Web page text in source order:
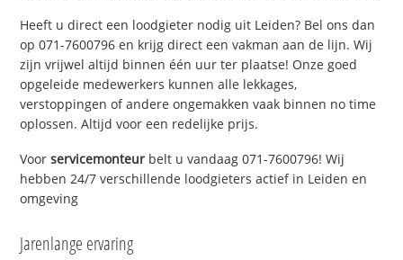
Heeft u direct een loodgieter nodig uit Leiden? Bel ons dan
op 071-7600796 en krijg direct een vakman aan de lijn. Wij
zijn vrijwel altijd binnen één uur ter plaatse! Onze goed
opgeleide medewerkers kunnen alle lekkages,
verstoppingen of andere ongemakken vaak binnen no time
oplossen. Altijd voor een redelijke prijs.
Voorservicemonteur belt u vandaag 071-7600796! Wij
hebben 24/7 verschillende loodgieters actief in Leiden en
omgeving
Jarenlange ervaring